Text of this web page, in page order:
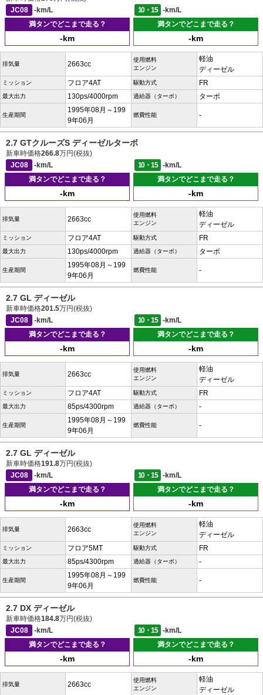
JC08
-km/L 10・15
-km/L
満タンでどこまで走る？
-km
満タンでどこまで走る？
-km
排気量 2663cc
使用燃料
エンジン
軽油
ディーゼル
ミッション フロア4AT 駆動方式 FR
最大出力 130ps/4000rpm 過給器（ターボ） ターボ
生産期間
1995年08月～199
9年06月
燃費性能 -
2.7 GTクルーズS ディーゼルターボ
新車時価格266.8万円(税抜)
JC08
-km/L 10・15
-km/L
満タンでどこまで走る？
-km
満タンでどこまで走る？
-km
排気量 2663cc
使用燃料
エンジン
軽油
ディーゼル
ミッション フロア4AT 駆動方式 FR
最大出力 130ps/4000rpm 過給器（ターボ） ターボ
生産期間
1995年08月～199
9年06月
燃費性能 -
2.7 GL ディーゼル
新車時価格201.5万円(税抜)
JC08
-km/L 10・15
-km/L
満タンでどこまで走る？
-km
満タンでどこまで走る？
-km
排気量 2663cc
使用燃料
エンジン
軽油
ディーゼル
ミッション フロア4AT 駆動方式 FR
最大出力 85ps/4300rpm 過給器（ターボ） -
生産期間
1995年08月～199
9年06月
燃費性能 -
2.7 GL ディーゼル
新車時価格191.8万円(税抜)
JC08
-km/L 10・15
-km/L
満タンでどこまで走る？
-km
満タンでどこまで走る？
-km
排気量 2663cc
使用燃料
エンジン
軽油
ディーゼル
ミッション フロア5MT 駆動方式 FR
最大出力 85ps/4300rpm 過給器（ターボ） -
生産期間
1995年08月～199
9年06月
燃費性能 -
2.7 DX ディーゼル
新車時価格184.8万円(税抜)
JC08
-km/L 10・15
-km/L
満タンでどこまで走る？
-km
満タンでどこまで走る？
-km
排気量 2663cc
使用燃料
エンジン
軽油
ディーゼル